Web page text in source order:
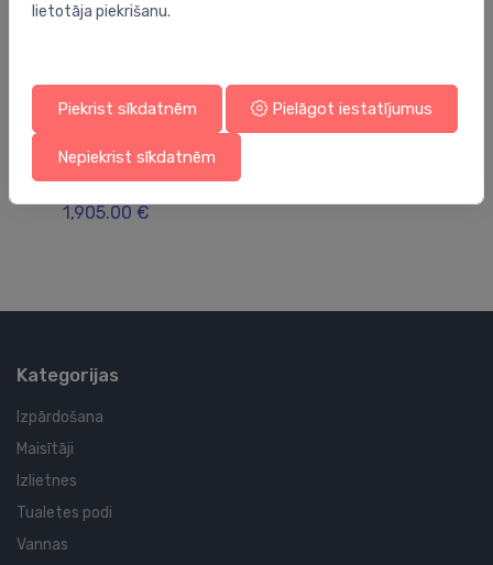
izlietnes skapītis Subway 3.0, 973x478 mm,
h=576 mm, 2A, ar apgaismojumu, marine blue
1,905.00 €
Kategorijas
Izpārdošana
Maisītāji
Izlietnes
Tualetes podi
Vannas
lietotāja piekrišanu.
Piekrist sīkdatnēm Pielāgot iestatījumus
Nepiekrist sīkdatnēm